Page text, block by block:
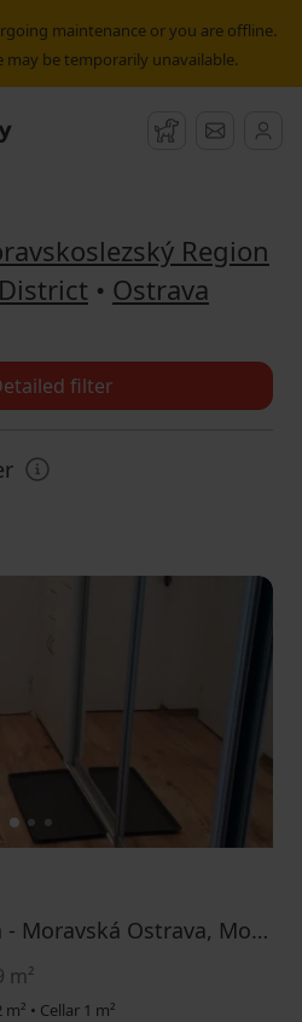
maintenance or you are offline.
may be temporarily unavailable.
Watchdog
on the map
Region
• Ostrava
filter
12 3
Petra Křičky, Ostrava - Moravská Ostrava, Moravskoslezský Region
m²
• Cellar 1 m²